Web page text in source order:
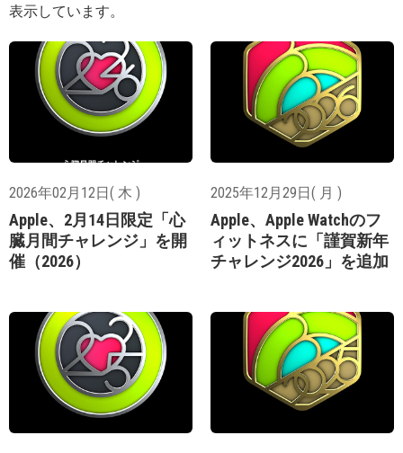
表示しています。
2026年02月12日( 木 )
Apple、2月14日限定「心
臓月間チャレンジ」を開
催（2026）
2025年12月29日( 月 )
Apple、Apple Watchのフ
ィットネスに「謹賀新年
チャレンジ2026」を追加